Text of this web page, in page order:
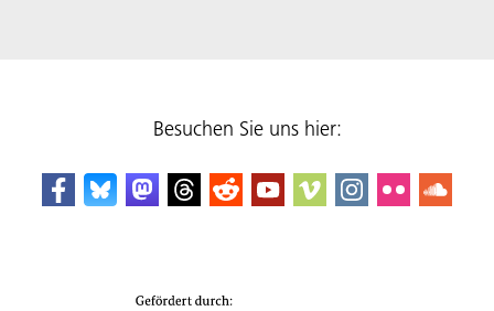
Besuchen Sie uns hier: